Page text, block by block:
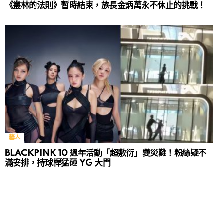
《叢林的法則》暫時結束，族長金炳萬永不休止的挑戰！
藝人
BLACKPINK 10 週年活動「超敷衍」變災難！粉絲疑不
滿安排，持球桿猛砸 YG 大門